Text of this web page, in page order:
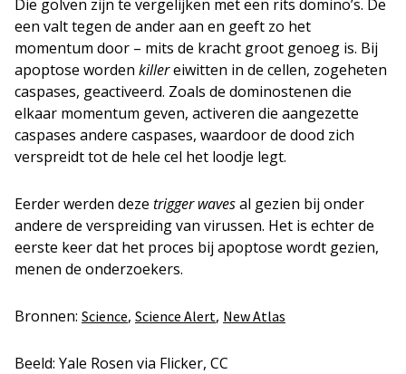
Die golven zijn te vergelijken met een rits domino’s. De
een valt tegen de ander aan en geeft zo het
momentum door – mits de kracht groot genoeg is. Bij
apoptose worden killereiwitten in de cellen, zogeheten
caspases, geactiveerd. Zoals de dominostenen die
elkaar momentum geven, activeren die aangezette
caspases andere caspases, waardoor de dood zich
verspreidt tot de hele cel het loodje legt.
Eerder werden deze trigger wavesal gezien bij onder
andere de verspreiding van virussen. Het is echter de
eerste keer dat het proces bij apoptose wordt gezien,
menen de onderzoekers.
Bronnen: Science, Science Alert, New Atlas
Beeld: Yale Rosen via Flicker, CC